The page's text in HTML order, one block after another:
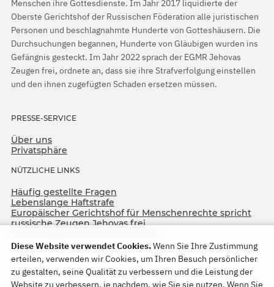
Menschen ihre Gottesdienste. Im Jahr 2017 liquidierte der
Oberste Gerichtshof der Russischen Föderation alle juristischen
Personen und beschlagnahmte Hunderte von Gotteshäusern. Die
Durchsuchungen begannen, Hunderte von Gläubigen wurden ins
Gefängnis gesteckt. Im Jahr 2022 sprach der EGMR Jehovas
Zeugen frei, ordnete an, dass sie ihre Strafverfolgung einstellen
und den ihnen zugefügten Schaden ersetzen müssen.
PRESSE-SERVICE
Über uns
Privatsphäre
NÜTZLICHE LINKS
Häufig gestellte Fragen
Lebenslange Haftstrafe
Europäischer Gerichtshof für Menschenrechte spricht
russische Zeugen Jehovas frei
Diese Website verwendet Cookies.Wenn Sie Ihre Zustimmung
erteilen, verwenden wir Cookies, um Ihren Besuch persönlicher
zu gestalten, seine Qualität zu verbessern und die Leistung der
Website zu verbessern, je nachdem, wie Sie sie nutzen. Wenn Sie